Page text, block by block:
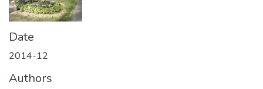
Date
2014-12
Authors